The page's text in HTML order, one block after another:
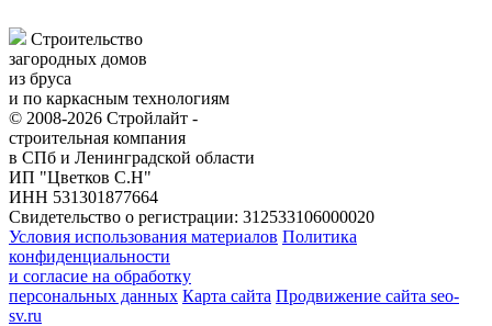
Строительство
загородных домов
из бруса
и по каркасным технологиям
© 2008-2026 Стройлайт -
строительная компания
в СПб и Ленинградской области
ИП "Цветков С.Н"
ИНН 531301877664
Свидетельство о регистрации: 312533106000020
Условия использования материалов Политика
конфиденциальности
и согласие на обработку
персональных данных Карта сайта Продвижение сайта seo-
sv.ru